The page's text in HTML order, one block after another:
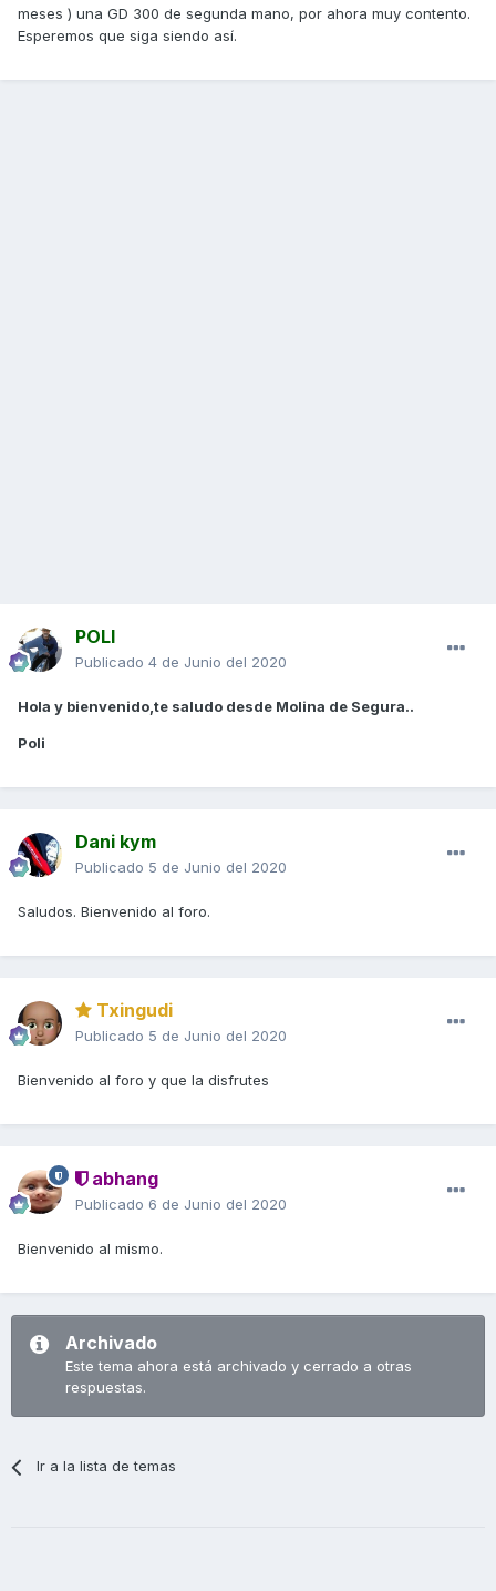
meses ) una GD 300 de segunda mano, por ahora muy contento.
Esperemos que siga siendo así.
POLI
Publicado 4 de Junio del 2020
Hola y bienvenido,te saludo desde Molina de Segura..
Poli
Dani kym
Publicado 5 de Junio del 2020
Saludos. Bienvenido al foro.
Txingudi
Publicado 5 de Junio del 2020
Bienvenido al foro y que la disfrutes
abhang
Publicado 6 de Junio del 2020
Bienvenido al mismo.
Archivado
Este tema ahora está archivado y cerrado a otras
respuestas.
Ir a la lista de temas